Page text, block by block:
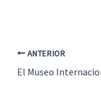
o
ANTERIOR